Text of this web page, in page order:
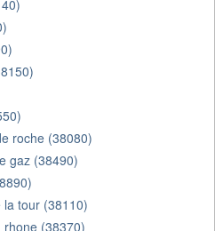
roche (38080)
gaz (38490)
la tour (38110)
rhone (38370)